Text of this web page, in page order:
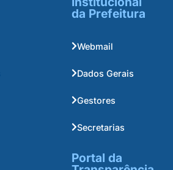
da Prefeitura
Webmail
Dados Gerais
Gestores
Secretarias
Portal da